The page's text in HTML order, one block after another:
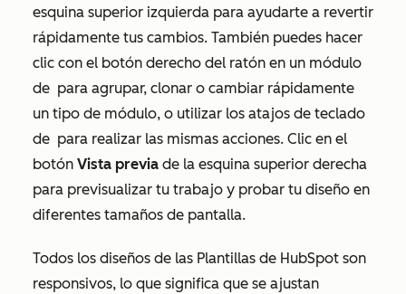
esquina superior izquierda para ayudarte a revertir
rápidamente tus cambios. También puedes hacer
clic con el botón derecho del ratón en un módulo
de para agrupar, clonar o cambiar rápidamente
un tipo de módulo, o utilizar los atajos de teclado
de para realizar las mismas acciones. Clic en el
botón Vista previa de la esquina superior derecha
para previsualizar tu trabajo y probar tu diseño en
diferentes tamaños de pantalla.
Todos los diseños de las Plantillas de HubSpot son
responsivos, lo que significa que se ajustan